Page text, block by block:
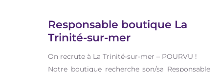
Responsable boutique La
Trinité-sur-mer
On recrute à La Trinité-sur-mer – POURVU !
Notre boutique recherche son/sa Responsable